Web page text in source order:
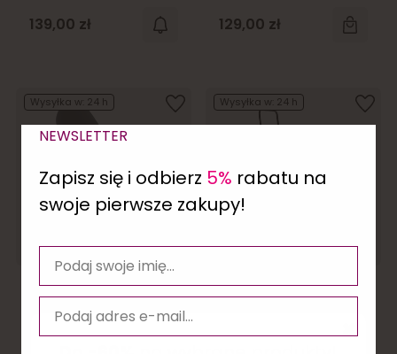
139,00 zł 129,00 zł
Wysyłka w: 24 h
Wałek kosmetyczna rolka
pod nogi k. CZARNY
Wysyłka w: 24 h
Wózek transportowy do
składany
×
NEWSLETTER
Zapisz się i odbierz 5% rabatu na
swoje pierwsze zakupy!